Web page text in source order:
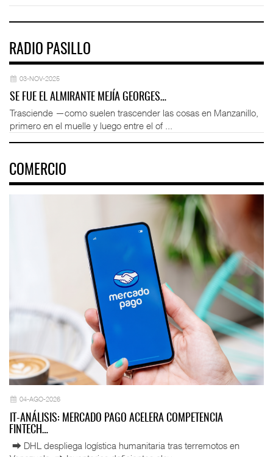
RADIO PASILLO
03-NOV-2025
SE FUE EL ALMIRANTE MEJÍA GEORGES…
Trasciende —como suelen trascender las cosas en Manzanillo,
primero en el muelle y luego entre el of ...
COMERCIO
04-AGO-2026
IT-ANÁLISIS: MERCADO PAGO ACELERA COMPETENCIA
FINTECH…
⮕ DHL despliega logística humanitaria tras terremotos en